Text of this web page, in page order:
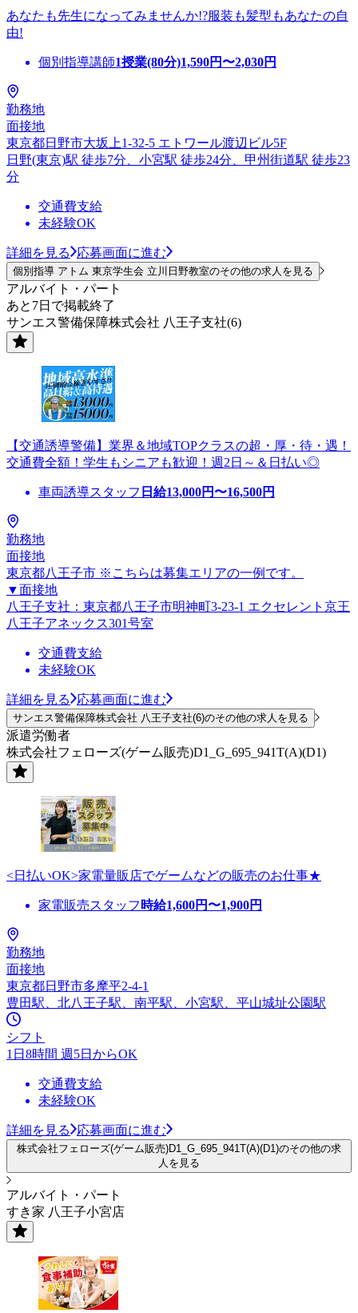
あなたも先生になってみませんか!?服装も髪型もあなたの自
由!
個別指導講師1授業(80分)1,590円〜2,030円
勤務地
面接地
東京都日野市大坂上1-32-5 エトワール渡辺ビル5F
日野(東京)駅 徒歩7分、小宮駅 徒歩24分、甲州街道駅 徒歩23
分
交通費支給
未経験OK
詳細を見る 応募画面に進む
個別指導 アトム 東京学生会 立川日野教室のその他の求人を見る
アルバイト・パート
あと7日で掲載終了
サンエス警備保障株式会社 八王子支社(6)
【交通誘導警備】業界＆地域TOPクラスの超・厚・待・遇！
交通費全額！学生もシニアも歓迎！週2日～＆日払い◎
車両誘導スタッフ 日給13,000円〜16,500円
勤務地
面接地
東京都八王子市 ※こちらは募集エリアの一例です。
▼面接地
八王子支社：東京都八王子市明神町3-23-1 エクセレント京王
八王子アネックス301号室
交通費支給
未経験OK
詳細を見る 応募画面に進む
サンエス警備保障株式会社 八王子支社(6)のその他の求人を見る
派遣労働者
株式会社フェローズ(ゲーム販売)D1_G_695_941T(A)(D1)
<日払いOK>家電量販店でゲームなどの販売のお仕事★
家電販売スタッフ 時給1,600円〜1,900円
勤務地
面接地
東京都日野市多摩平2-4-1
豊田駅、北八王子駅、南平駅、小宮駅、平山城址公園駅
シフト
1日8時間 週5日からOK
交通費支給
未経験OK
詳細を見る 応募画面に進む
株式会社フェローズ(ゲーム販売)D1_G_695_941T(A)(D1)のその他の求
人を見る
アルバイト・パート
すき家 八王子小宮店